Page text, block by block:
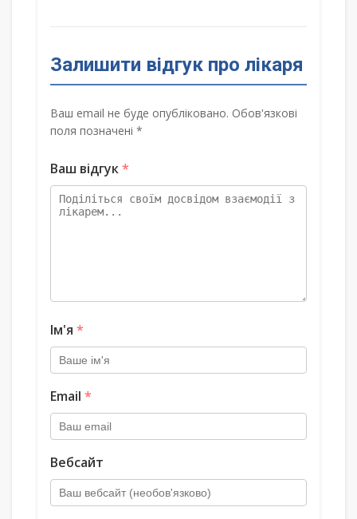
Залишити відгук про лікаря
Ваш email не буде опубліковано. Обов'язкові
поля позначені *
Ваш відгук*
Ім'я *
Email *
Вебсайт